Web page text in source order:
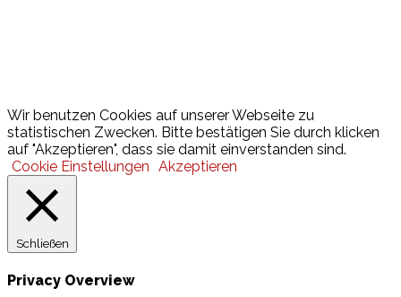
Wir benutzen Cookies auf unserer Webseite zu
statistischen Zwecken. Bitte bestätigen Sie durch klicken
auf "Akzeptieren", dass sie damit einverstanden sind.
Cookie Einstellungen Akzeptieren
Schließen
Privacy Overview